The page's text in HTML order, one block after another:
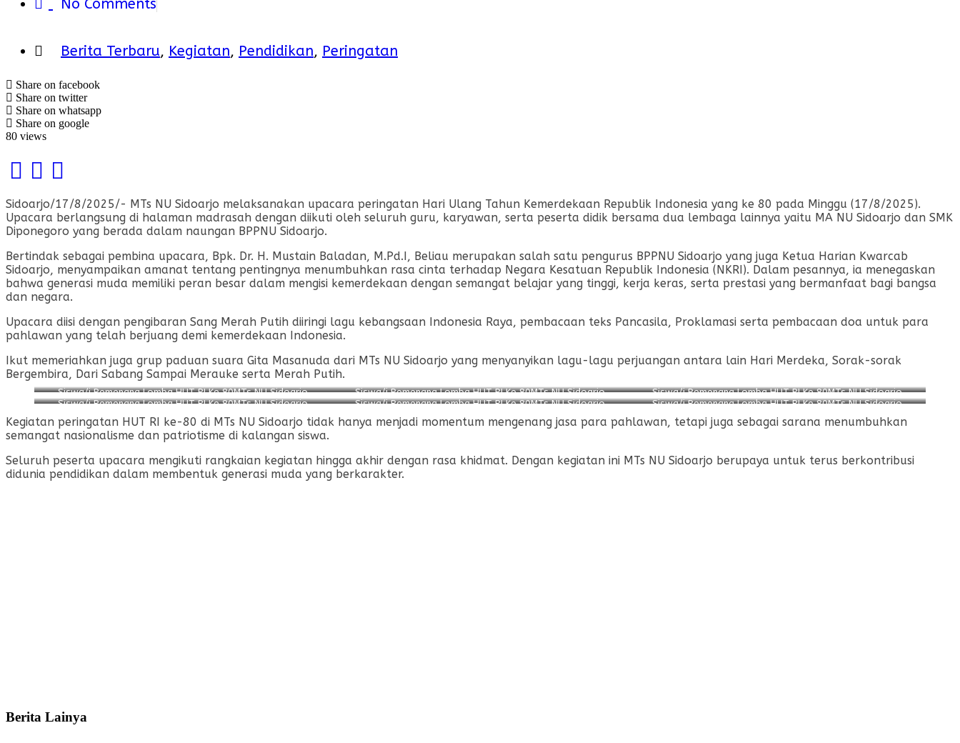
No Comments
Berita Terbaru, Kegiatan, Pendidikan, Peringatan
Share on facebook
Share on twitter
Share on whatsapp
Share on google
80 views
Sidoarjo/17/8/2025/- MTs NU Sidoarjo melaksanakan upacara peringatan Hari Ulang Tahun Kemerdekaan Republik Indonesia yang ke 80 pada Minggu (17/8/2025).
Upacara berlangsung di halaman madrasah dengan diikuti oleh seluruh guru, karyawan, serta peserta didik bersama dua lembaga lainnya yaitu MA NU Sidoarjo dan SMK
Diponegoro yang berada dalam naungan BPPNU Sidoarjo.
Bertindak sebagai pembina upacara, Bpk. Dr. H. Mustain Baladan, M.Pd.I, Beliau merupakan salah satu pengurus BPPNU Sidoarjo yang juga Ketua Harian Kwarcab
Sidoarjo, menyampaikan amanat tentang pentingnya menumbuhkan rasa cinta terhadap Negara Kesatuan Republik Indonesia (NKRI). Dalam pesannya, ia menegaskan
bahwa generasi muda memiliki peran besar dalam mengisi kemerdekaan dengan semangat belajar yang tinggi, kerja keras, serta prestasi yang bermanfaat bagi bangsa
dan negara.
Upacara diisi dengan pengibaran Sang Merah Putih diiringi lagu kebangsaan Indonesia Raya, pembacaan teks Pancasila, Proklamasi serta pembacaan doa untuk para
pahlawan yang telah berjuang demi kemerdekaan Indonesia.
Ikut memeriahkan juga grup paduan suara Gita Masanuda dari MTs NU Sidoarjo yang menyanyikan lagu-lagu perjuangan antara lain Hari Merdeka, Sorak-sorak
Bergembira, Dari Sabang Sampai Merauke serta Merah Putih.
Siswa/i Pemenang Lomba HUT RI Ke 80MTs NU Sidoarjo Siswa/i Pemenang Lomba HUT RI Ke 80MTs NU Sidoarjo
Siswa/i Pemenang Lomba HUT RI Ke 80MTs NU Sidoarjo
Siswa/i Pemenang Lomba HUT RI Ke 80MTs NU Sidoarjo
Siswa/i Pemenang Lomba HUT RI Ke 80MTs NU Sidoarjo Siswa/i Pemenang Lomba HUT RI Ke 80MTs NU Sidoarjo
Kegiatan peringatan HUT RI ke-80 di MTs NU Sidoarjo tidak hanya menjadi momentum mengenang jasa para pahlawan, tetapi juga sebagai sarana menumbuhkan
semangat nasionalisme dan patriotisme di kalangan siswa.
Seluruh peserta upacara mengikuti rangkaian kegiatan hingga akhir dengan rasa khidmat. Dengan kegiatan ini MTs NU Sidoarjo berupaya untuk terus berkontribusi
didunia pendidikan dalam membentuk generasi muda yang berkarakter.
Berita Lainya